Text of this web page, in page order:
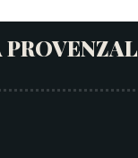
PROVENZAL